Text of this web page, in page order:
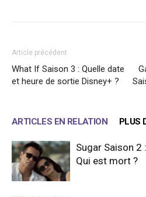
Article précédent
What If Saison 3 : Quelle date
et heure de sortie Disney+ ?
ARTICLES EN RELATION PLUS
Sugar Saison 2
Qui est mort ?